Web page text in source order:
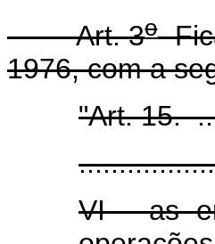
Art. 3o
1976, com a
"Art. 15.
VI - as